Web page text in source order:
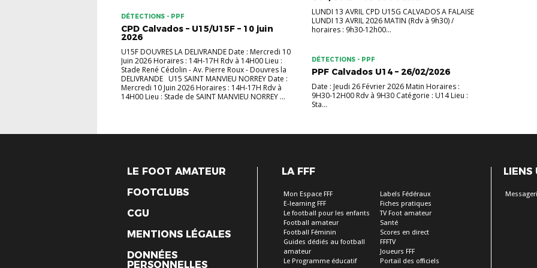
DÉTECTIONS - PPF
CPD Calvados – U15/U15F – 10 juin
2026
U15F DOUVRES LA DELIVRANDE Date : Mercredi 10
Juin 2026 Horaires : 14H-17H Rdv à 14H00 Lieu :
Stade René Cédolin - Av. Pierre Roux - Douvres la
DELIVRANDE U15 SAINT MANVIEU NORREY Date :
Mercredi 10 Juin 2026 Horaires : 14H-17H Rdv à
14H00 Lieu : Stade de SAINT MANVIEU NORREY ...
LUNDI 13 AVRIL CPD U15G CALVADOS A FALAISE
LUNDI 13 AVRIL 2026 MATIN (Rdv à 9h30) /
horaires : 9h30-12h00...
DÉTECTIONS - PPF
PPF Calvados U14 – 26/02/2026
Date : Jeudi 26 Février 2026 Matin Horaires :
9H30-12H00 Rdv à 9H30 Catégorie : U14 Lieu :
Sta...
LE FOOT AMATEUR
FOOTCLUBS
CGU
MENTIONS LÉGALES
DONNÉES
PERSONNELLES
LA FFF
Mon Espace FFF
E-learning FFF
Le football pour les enfants
Football amateur
Football Féminin
Guides dédiés au football
amateur
Le Programme éducatif
Labels Fédéraux
Fiches pratiques
TV Foot amateur
Santé
Scores en direct
FFFTV
Joueurs FFF
Portail des officiels
LIENS